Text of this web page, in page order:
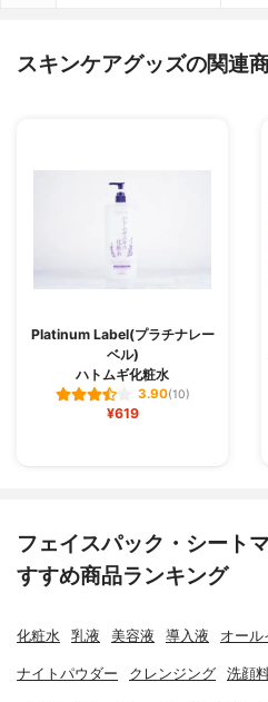
スキンケアグッズの関連
Platinum Label(プラチナレー
ベル)
ハトムギ化粧水
3.90(10)
¥619
フェイスパック・シート
すすめ商品ランキング
化粧水 乳液 美容液 導入液 オール
ナイトパウダー クレンジング 洗顔